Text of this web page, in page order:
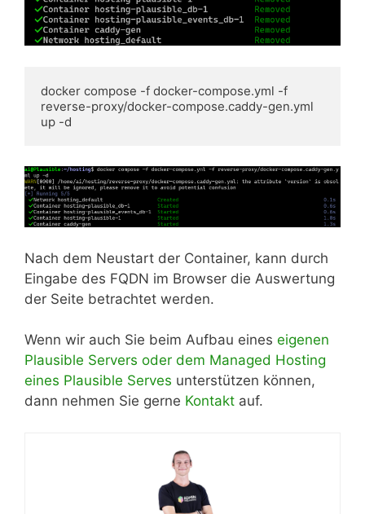
docker compose -f docker-compose.yml -f
reverse-proxy/docker-compose.caddy-gen.yml
up -d
Nach dem Neustart der Container, kann durch
Eingabe des FQDN im Browser die Auswertung
der Seite betrachtet werden.
Wenn wir auch Sie beim Aufbau eines eigenen
Plausible Servers oder dem Managed Hosting
eines Plausible Serves unterstützen können,
dann nehmen Sie gerne Kontakt auf.